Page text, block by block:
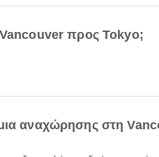
Vancouver προς Tokyo;
αναχώρησης στη